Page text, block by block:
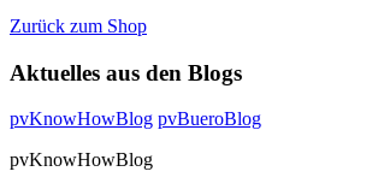
Zurück zum Shop
Aktuelles aus den Blogs
pvKnowHowBlog pvBueroBlog
pvKnowHowBlog